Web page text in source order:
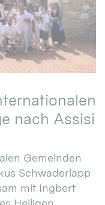
nach Assisi
Gemeinden
Schwaderlapp
mit Ingbert